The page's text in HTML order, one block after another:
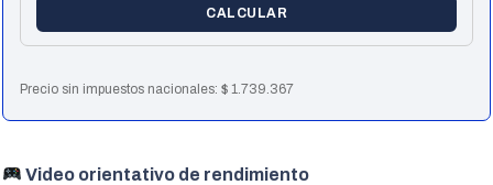
CALCULAR
Precio sin impuestos nacionales:$ 1.739.367
Video orientativo de rendimiento